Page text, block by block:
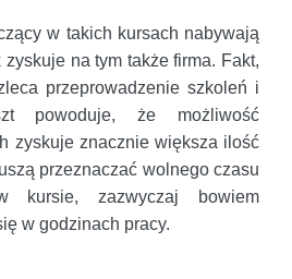
w takich kursach nabywają
na tym także firma. Fakt,
przeprowadzenie szkoleń i
powoduje, że możliwość
zyskuje znacznie większa ilość
przeznaczać wolnego czasu
kursie, zazwyczaj bowiem
w godzinach pracy.